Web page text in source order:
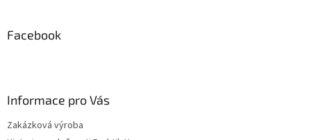
Facebook
Informace pro Vás
Zakázková výroba